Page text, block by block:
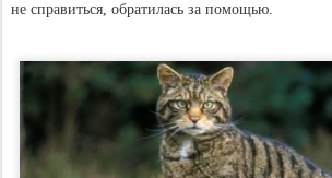
не справиться, обратилась за помощью.